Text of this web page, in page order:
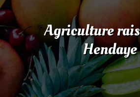
Agriculture
Hendaye